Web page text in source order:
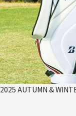
2025 AUTUMN &